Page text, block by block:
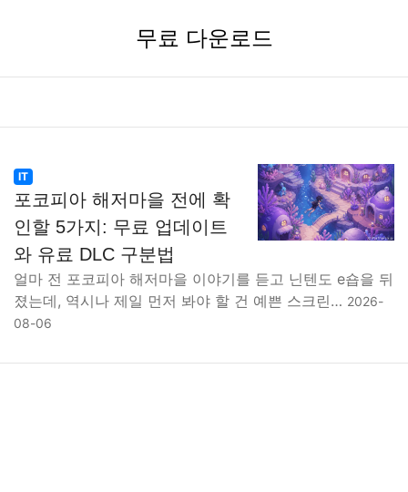
무료 다운로드
IT
포코피아 해저마을 전에 확
인할 5가지: 무료 업데이트
와 유료 DLC 구분법
얼마 전 포코피아 해저마을 이야기를 듣고 닌텐도 e숍을 뒤
졌는데, 역시나 제일 먼저 봐야 할 건 예쁜 스크린… 2026-
08-06